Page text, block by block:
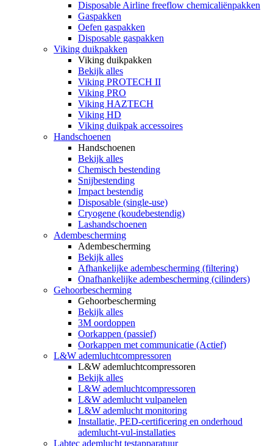
Disposable Airline freeflow chemicaliënpakken
Gaspakken
Oefen gaspakken
Disposable gaspakken
Viking duikpakken
Viking duikpakken
Bekijk alles
Viking PROTECH II
Viking PRO
Viking HAZTECH
Viking HD
Viking duikpak accessoires
Handschoenen
Handschoenen
Bekijk alles
Chemisch bestending
Snijbestending
Impact bestendig
Disposable (single-use)
Cryogene (koudebestendig)
Lashandschoenen
Adembescherming
Adembescherming
Bekijk alles
Afhankelijke adembescherming (filtering)
Onafhankelijke adembescherming (cilinders)
Gehoorbescherming
Gehoorbescherming
Bekijk alles
3M oordoppen
Oorkappen (passief)
Oorkappen met communicatie (Actief)
L&W ademluchtcompressoren
L&W ademluchtcompressoren
Bekijk alles
L&W ademluchtcompressoren
L&W ademlucht vulpanelen
L&W ademlucht monitoring
Installatie, PED-certificering en onderhoud
ademlucht-vul-installaties
Labtec ademlucht testapparatuur